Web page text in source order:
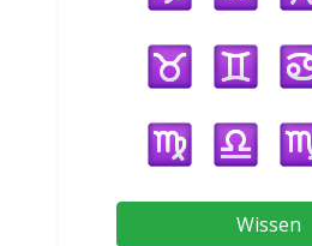
Wissen